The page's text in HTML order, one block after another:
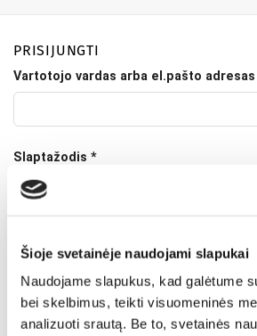
Šioje svetainėje naudojami slapukai
Naudojame slapukus, kad galėtume
bei skelbimus, teikti visuomeninės
analizuoti srautą. Be to, svetainės
PRISIJUNGTI
Vartotojo vardas arba el.pašto adresas
Slaptažodis *
Prisijungti
Praradote savo slaptažodį?